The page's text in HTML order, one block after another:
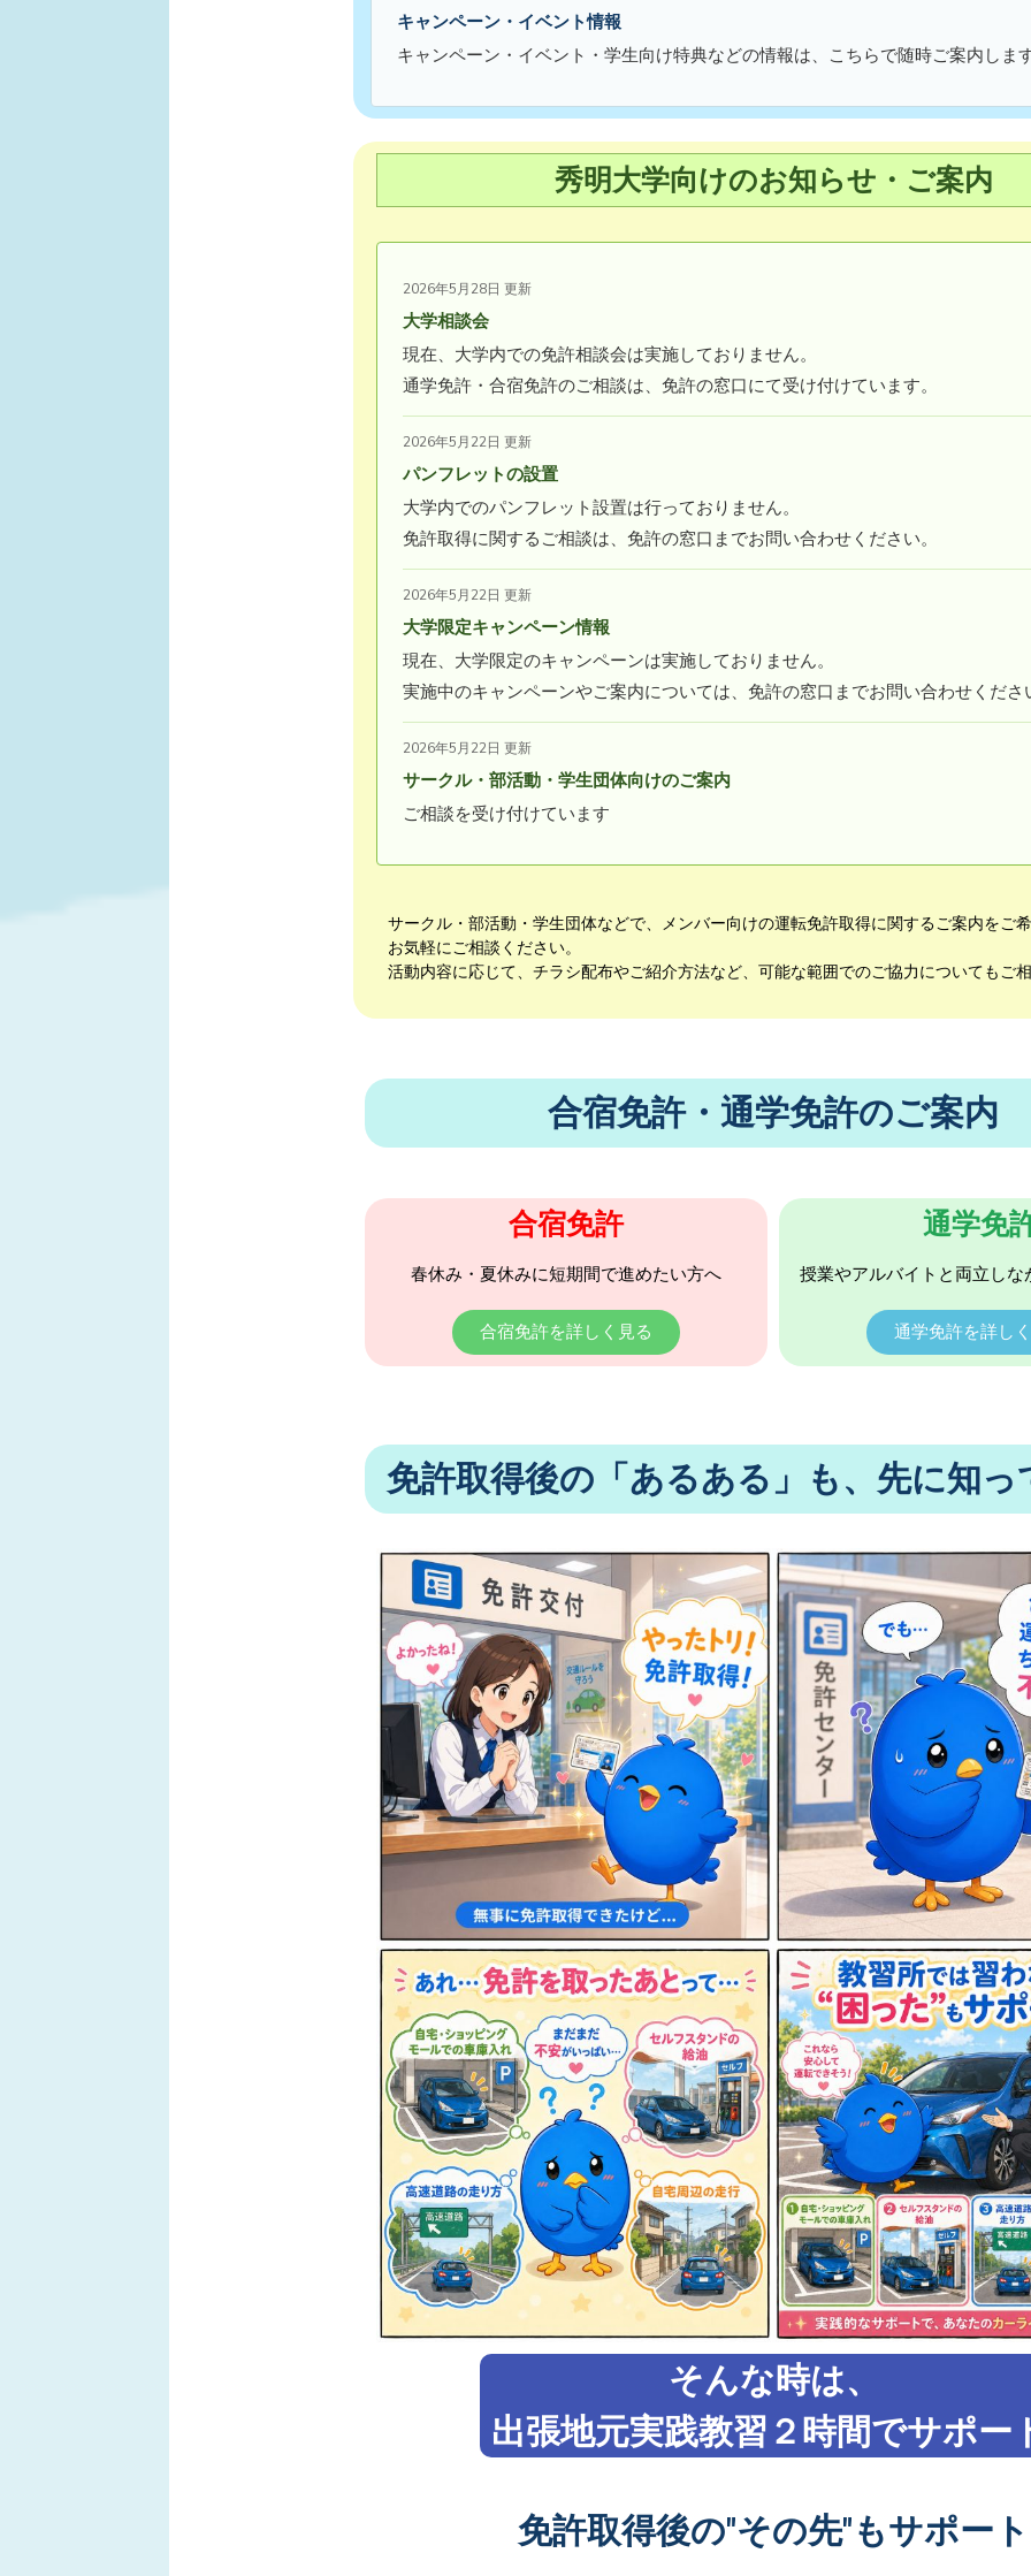
キャンペーン・イベント情報
キャンペーン・イベント・学生向け特典などの情報は、こちらで随時ご案内しま
秀明大学向けのお知らせ・ご案内
2026年5月28日 更新
大学相談会
現在、大学内での免許相談会は実施しておりません。
通学免許・合宿免許のご相談は、免許の窓口にて受け付けています。
2026年5月22日 更新
パンフレットの設置
大学内でのパンフレット設置は行っておりません。
免許取得に関するご相談は、免許の窓口までお問い合わせください。
2026年5月22日 更新
大学限定キャンペーン情報
現在、大学限定のキャンペーンは実施しておりません。
実施中のキャンペーンやご案内については、免許の窓口までお問い合わせくださ
2026年5月22日 更新
サークル・部活動・学生団体向けのご案内
ご相談を受け付けています
サークル・部活動・学生団体などで、メンバー向けの運転免許取得に関するご案内をご
お気軽にご相談ください。
活動内容に応じて、チラシ配布やご紹介方法など、可能な範囲でのご協力についてもご
合宿免許・通学免許のご案内
合宿免許
春休み・夏休みに短期間で進めたい方へ
合宿免許を詳しく見る
通学免
授業やアルバイトと両立しな
通学免許を詳し
免許取得後の「あるある」も、先に知っ
そんな時は、
出張地元実践教習２時間でサポー
免許取得後の"その先"もサポート